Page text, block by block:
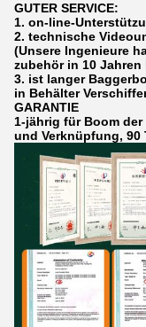
GUTER SERVICE:
1. on-line-
2. technische
(Unsere Ingenieure
zubehör in 10 Jahren
3. ist langer
in Behälter
GARANTIE
1-jährig für Boom
und Verknüpfung, 90